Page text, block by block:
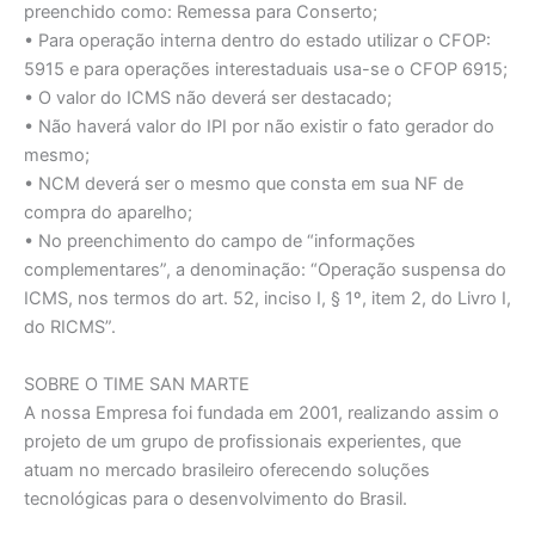
preenchido como: Remessa para Conserto;
• Para operação interna dentro do estado utilizar o CFOP:
5915 e para operações interestaduais usa-se o CFOP 6915;
• O valor do ICMS não deverá ser destacado;
• Não haverá valor do IPI por não existir o fato gerador do
mesmo;
• NCM deverá ser o mesmo que consta em sua NF de
compra do aparelho;
• No preenchimento do campo de “informações
complementares”, a denominação: “Operação suspensa do
ICMS, nos termos do art. 52, inciso I, § 1º, item 2, do Livro I,
do RICMS”.
SOBRE O TIME SAN MARTE
A nossa Empresa foi fundada em 2001, realizando assim o
projeto de um grupo de profissionais experientes, que
atuam no mercado brasileiro oferecendo soluções
tecnológicas para o desenvolvimento do Brasil.